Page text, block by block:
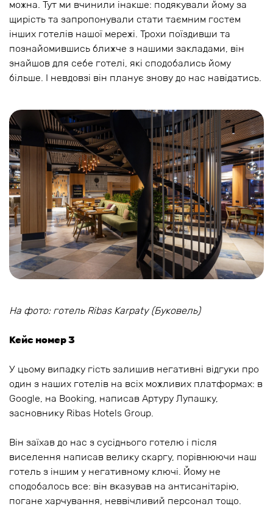
можна. Тут ми вчинили інакше: подякували йому за
щирість та запропонували стати таємним гостем
інших готелів нашої мережі. Трохи поїздивши та
познайомившись ближче з нашими закладами, він
знайшов для себе готелі, які сподобались йому
більше. І невдовзі він планує знову до нас навідатись.
На фото: готель Ribas Karpaty (Буковель)
Кейс номер 3
У цьому випадку гість залишив негативні відгуки про
один з наших готелів на всіх можливих платформах: в
Google, на Booking, написав Артуру Лупашку,
засновнику Ribas Hotels Group.
Він заїхав до нас з сусіднього готелю і після
виселення написав велику скаргу, порівнюючи наш
готель з іншим у негативному ключі. Йому не
сподобалось все: він вказував на антисанітарію,
погане харчування, неввічливий персонал тощо.